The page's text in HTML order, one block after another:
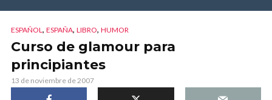
ESPAÑOL, ESPAÑA, LIBRO, HUMOR
Curso de glamour para
principiantes
13 de noviembre de 2007